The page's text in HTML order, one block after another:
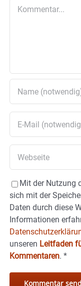
Mit der Nutzung
sich mit der
Daten durch diese
Informationen
unseren Leitfaden
Kommentaren. *